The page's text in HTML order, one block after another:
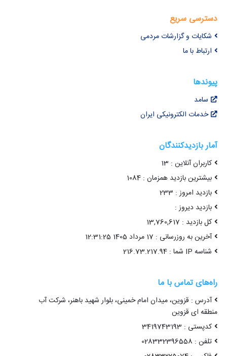
دسترسی سریع
شکایات و گزارشات مردمی
ارتباط با ما
پیوندها
سامد
خدمات الکترونیکی ایران
آمار بازدیدکنندگان
کاربران آنلاین : 13
بیشترین بازدید همزمان : 1084
بازدید امروز : 233
بازدید دیروز :
کل بازدید : 13,760,617
آخرین به روزرسانی : 17 مرداد 1405 12:31:25
شناسه IP شما : 216.73.217.94
راه‌های تماس با ما
آدرس : قزوین، میدان امام خمینی، بلوار شهید باهنر، شرکت آب
منطقه ای قزوین
کدپستی : 3419743193
تلفن : 028332396558